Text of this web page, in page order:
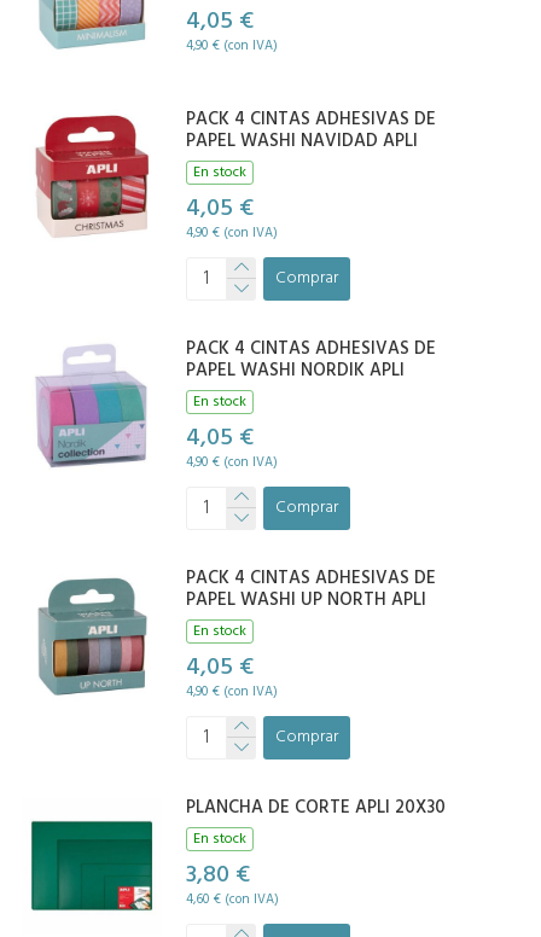
4,05 €
4,90 € (con IVA)
PACK 4 CINTAS ADHESIVAS DE
PAPEL WASHI NAVIDAD APLI
En stock
4,05 €
4,90 € (con IVA)
Comprar
PACK 4 CINTAS ADHESIVAS DE
PAPEL WASHI NORDIK APLI
En stock
4,05 €
4,90 € (con IVA)
Comprar
PACK 4 CINTAS ADHESIVAS DE
PAPEL WASHI UP NORTH APLI
En stock
4,05 €
4,90 € (con IVA)
Comprar
PLANCHA DE CORTE APLI 20X30
En stock
3,80 €
4,60 € (con IVA)